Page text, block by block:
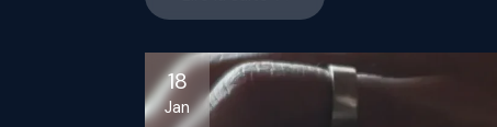
18
Jan